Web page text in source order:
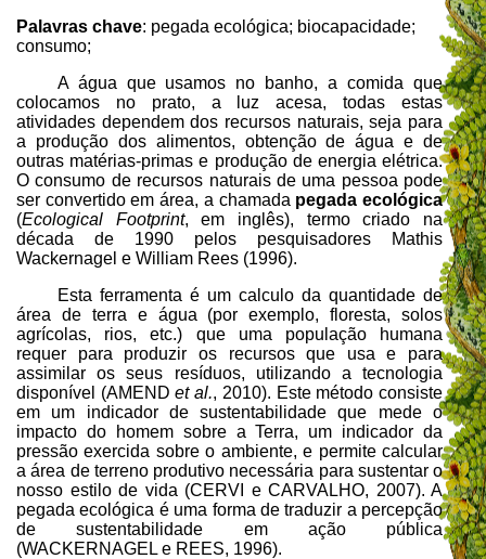
Palavras chave: pegada ecológica; biocapacidade;
consumo;
A água que usamos no banho, a comida que
colocamos no prato, a luz acesa, todas estas
atividades dependem dos recursos naturais, seja para
a produção dos alimentos, obtenção de água e de
outras matérias-primas e produção de energia elétrica.
O consumo de recursos naturais de uma pessoa pode
ser convertido em área, a chamada pegada ecológica
(Ecological Footprint, em inglês), termo criado na
década de 1990 pelos pesquisadores Mathis
Wackernagel e William Rees (1996).
Esta ferramenta é um calculo da quantidade de
área de terra e água (por exemplo, floresta, solos
agrícolas, rios, etc.) que uma população humana
requer para produzir os recursos que usa e para
assimilar os seus resíduos, utilizando a tecnologia
disponível (AMENDet al., 2010). Este método consiste
em um indicador de sustentabilidade que mede o
impacto do homem sobre a Terra, um indicador da
pressão exercida sobre o ambiente, e permite calcular
a área de terreno produtivo necessária para sustentar o
nosso estilo de vida (CERVI e CARVALHO, 2007). A
pegada ecológica é uma forma de traduzir a percepção
de sustentabilidade em ação pública
(WACKERNAGEL e REES, 1996).